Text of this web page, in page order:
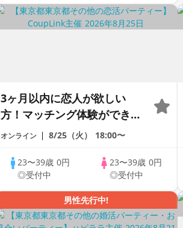
PARTY!!
3ヶ月以内に恋人が欲しい
方！マッチング体験ができる
1dayCoupLink♪【恋活】
オンライン 8/25（火） 18:00〜
23〜39歳0円
◎受付中
23〜39歳0円
◎受付中
男性先行中!